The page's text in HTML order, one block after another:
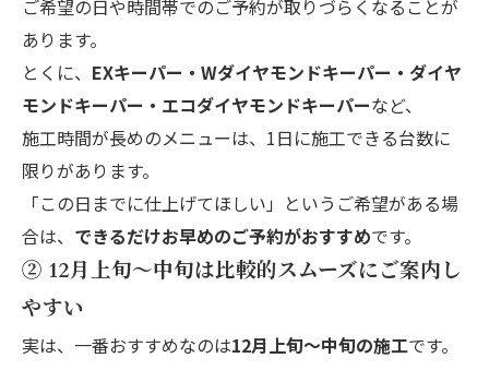
ご希望の日や時間帯でのご予約が取りづらくなることが
あります。
とくに、 EXキーパー・Wダイヤモンドキーパー・ダイヤ
モンドキーパー・エコダイヤモンドキーパーなど、
施工時間が長めのメニューは、1日に施工できる台数に
限りがあります。
「この日までに仕上げてほしい」というご希望がある場
合は、 できるだけお早めのご予約がおすすめです。
② 12月上旬〜中旬は比較的スムーズにご案内し
やすい
実は、一番おすすめなのは12月上旬〜中旬の施工です。